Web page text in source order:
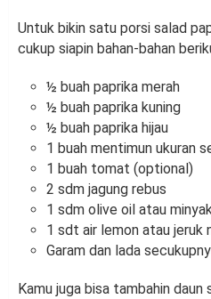
Untuk bikin satu porsi salad
cukup siapin bahan-bahan
½ buah paprika merah
½ buah paprika kuning
½ buah paprika hijau
1 buah mentimun ukuran
1 buah tomat (optional)
2 sdm jagung rebus
1 sdm olive oil atau
1 sdt air lemon atau jeruk
Garam dan lada
Kamu juga bisa tambahin